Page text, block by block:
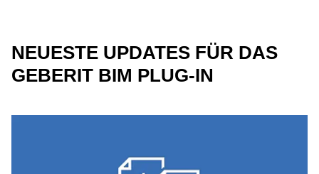
NEUESTE UPDATES FÜR DAS
GEBERIT BIM PLUG-IN